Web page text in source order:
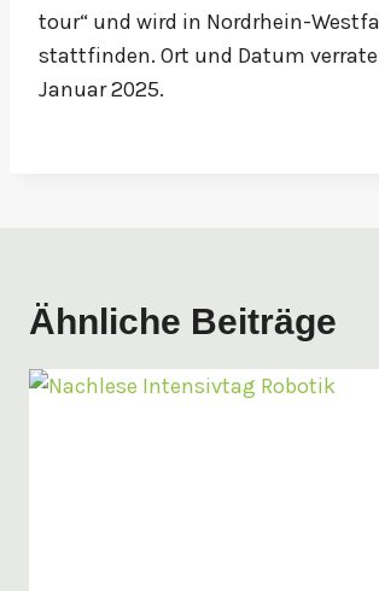
tour“ und wird in Nordrhein-
stattfinden. Ort und Datum
Januar 2025.
Ähnliche Beiträge